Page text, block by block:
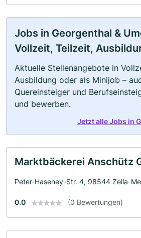
Jobs in Georgenthal &
Vollzeit, Teilzeit,
Aktuelle Stellenangebote in
Ausbildung oder als Minijob –
Quereinsteiger und
und bewerben.
Jetzt alle Jobs in
Marktbäckerei Anschütz
Peter-Haseney-Str. 4, 98544 Zella-
0.0 (0 Bewertungen)